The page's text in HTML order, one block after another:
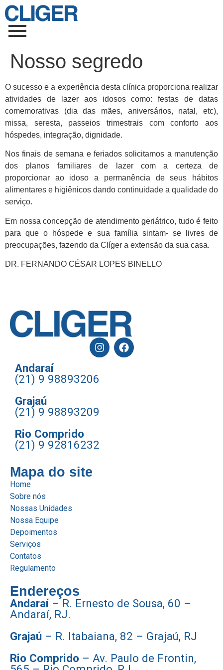
Nosso segredo
O sucesso e a experiência desta clínica proporciona realizar
atividades de lazer aos idosos como: festas de datas
comemorativas (dia das mães, aniversários, natal, etc),
missa, seresta, passeios trimestrais com conforto aos
hóspedes, integração, dignidade.
Nos finais de semana e feriados solicitamos a manutenção
dos planos familiares de lazer com a certeza de
proporcionar ao idoso a permanência de seus hábitos
alimentares e higiênicos dando continuidade a qualidade do
serviço.
Em nossa concepção de atendimento geriátrico, tudo é feito
para que o hóspede e sua família sintam- se livres de
preocupações, fazendo da Clíger a extensão da sua casa.
DR. FERNANDO CÉSAR LOPES BINELLO
Andaraí
(21) 9 98893206
Grajaú
(21) 9 98893209
Rio Comprido
(21) 9 92816232
Mapa do site
Home
Sobre nós
Nossas Unidades
Nossa Equipe
Depoimentos
Serviços
Contatos
Regulamento
Endereços
Andaraí– R. Ernesto de Sousa, 60 –
Andaraí, RJ.
Grajaú – R. Itabaiana, 82 – Grajaú, RJ
Rio Comprido – Av. Paulo de Frontin,